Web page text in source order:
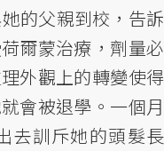
的父親到校，告訴
爾蒙治療，劑量必
外觀上的轉變使得
會被退學。一個月
去訓斥她的頭髮長